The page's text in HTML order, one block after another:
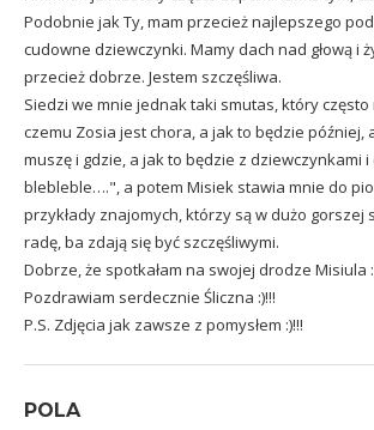
Podobnie jak Ty, mam przecież najlepszego pod
cudowne dziewczynki. Mamy dach nad głową i
przecież dobrze. Jestem szczęśliwa.
Siedzi we mnie jednak taki smutas, który często
czemu Zosia jest chora, a jak to będzie później,
muszę i gdzie, a jak to będzie z dziewczynkami i
blebleble….", a potem Misiek stawia mnie do
przykłady znajomych, którzy są w dużo gorszej
radę, ba zdają się być szczęśliwymi.
Dobrze, że spotkałam na swojej drodze Misiula
Pozdrawiam serdecznie Śliczna :)!!!
P.S. Zdjęcia jak zawsze z pomysłem :)!!!
POLA